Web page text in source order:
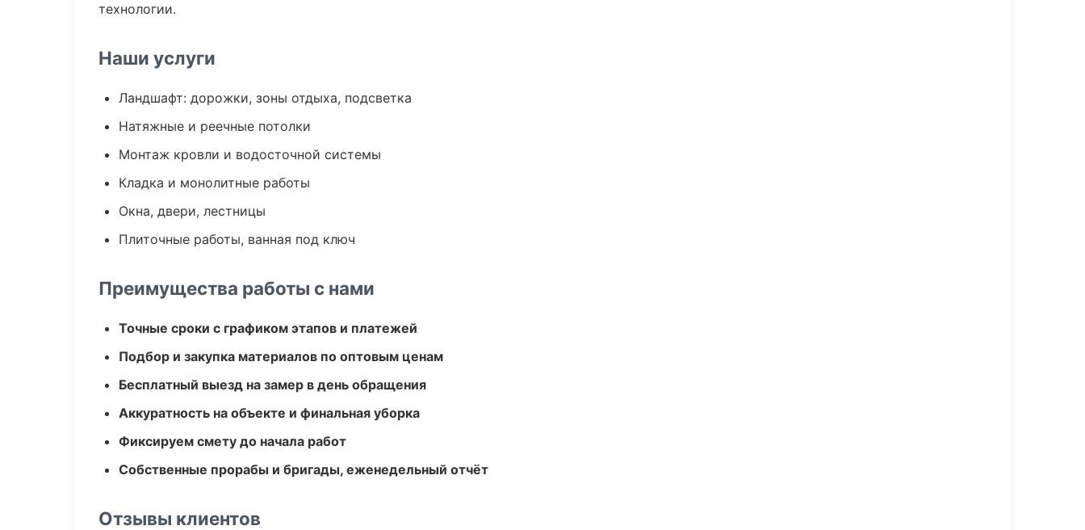
технологии.
Наши услуги
Ландшафт: дорожки, зоны отдыха, подсветка
Натяжные и реечные потолки
Монтаж кровли и водосточной системы
Кладка и монолитные работы
Окна, двери, лестницы
Плиточные работы, ванная под ключ
Преимущества работы с нами
Точные сроки с графиком этапов и платежей
Подбор и закупка материалов по оптовым ценам
Бесплатный выезд на замер в день обращения
Аккуратность на объекте и финальная уборка
Фиксируем смету до начала работ
Собственные прорабы и бригады, еженедельный отчёт
Отзывы клиентов